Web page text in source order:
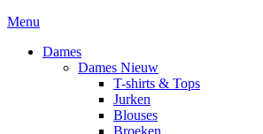
Menu
Dames
Dames Nieuw
T-shirts & Tops
Jurken
Blouses
Broeken